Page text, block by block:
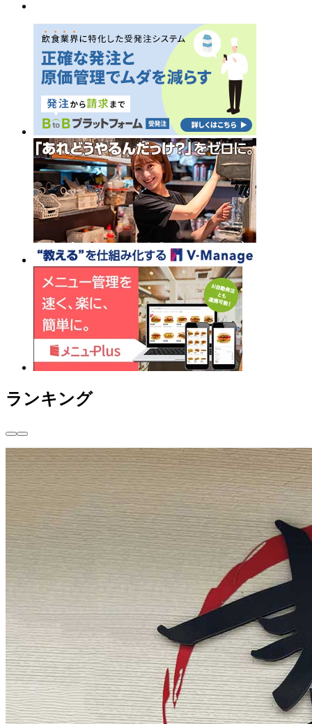
ランキング